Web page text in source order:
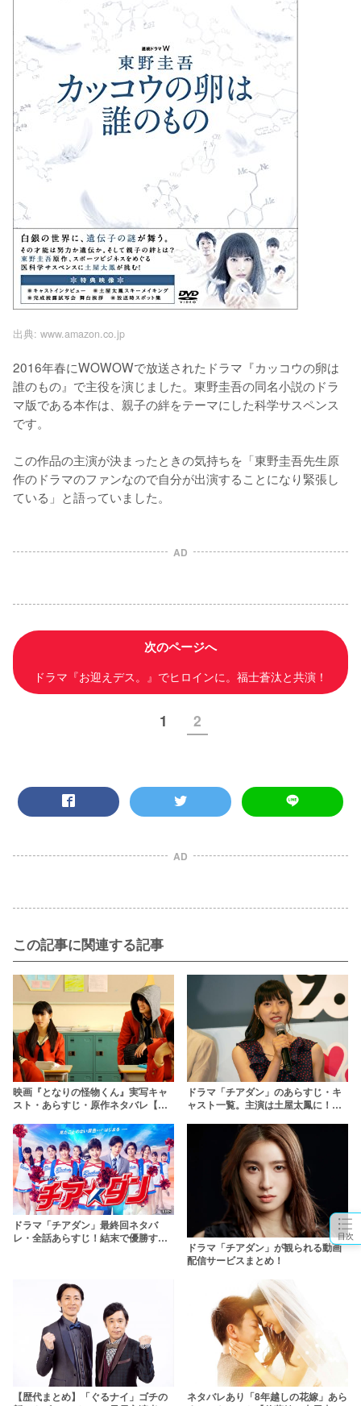
目次
出典: www.amazon.co.jp
2016年春にWOWOWで放送されたドラマ『カッコウの卵は
誰のもの』で主役を演じました。東野圭吾の同名小説のドラ
マ版である本作は、親子の絆をテーマにした科学サスペンス
です。
この作品の主演が決まったときの気持ちを「東野圭吾先生原
作のドラマのファンなので自分が出演することになり緊張し
ている」と語っていました。
AD
次のページへ
ドラマ『お迎えデス。』でヒロインに。福士蒼汰と共演！
1 2
AD
この記事に関連する記事
映画『となりの怪物くん』実写キャ
スト・あらすじ・原作ネタバレ【菅
ドラマ「チアダン」のあらすじ・キ
ャスト一覧。主演は土屋太鳳に！映
ドラマ「チアダン」最終回ネタバ
レ・全話あらすじ！結末で優勝する
ドラマ「チアダン」が観られる動画
配信サービスまとめ！
【歴代まとめ】「ぐるナイ」ゴチの
ネタバレあり「8年越しの花嫁」あら